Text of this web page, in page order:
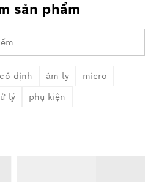
sản phẩm
định âm ly
micro
lý
phụ kiện